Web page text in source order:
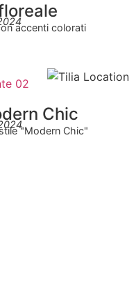
accenti colorati
Chic
"Modern Chic"